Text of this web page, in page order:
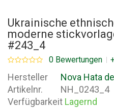
Ukrainische
moderne
#243_4
0 Bewertungen
Hersteller
Nova Hata
Artikelnr.
NH_0243_4
Verfügbarkeit Lagernd